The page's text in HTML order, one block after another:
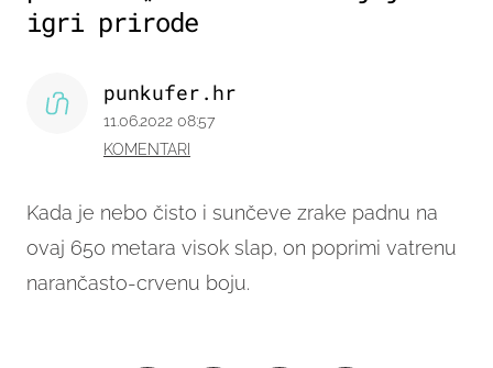
igri prirode
Kada je nebo čisto i sunčeve zrake padnu na
ovaj 650 metara visok slap, on poprimi vatrenu
narančasto-crvenu boju.
punkufer.hr
11.06.2022 08:57
KOMENTARI